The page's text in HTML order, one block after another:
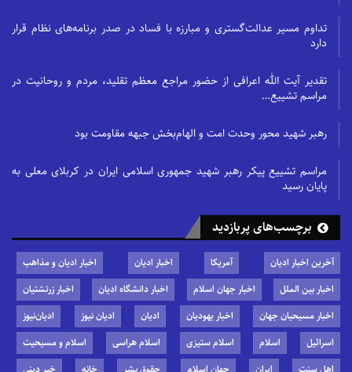
تداوم مسیر عدالت‌گستری و مبارزه با فساد در صدر برنامه‌های نظام قرار
دارد
تقدیر آیت الله اعرافی از حضور مراجع معظم تقلید، مردم و روحانیت در
مراسم تشییع…
رهبر شهید محور وحدت امت و الهام‌بخش جبهه مقاومت بود
مراسم تشییع پیکر رهبر شهید جمهوری اسلامی ایران در کربلای معلی به
پایان رسید
برچسب‌های پربازدید
آخرین اخبار ادیان آمریکا اخبار ادیان
اخبار ادیان و مذاهب
اخبار بین الملل
اخبار جهان اسلام اخبار دانشگاه ادیان
اخبار زرتشتیان
اخبار مسیحیان جهان
اخبار یهودیان ادیان ادیان نیوز
ادیان‌نیوز
اسرائیل
اسلام اسلام ستیزی اسلام هراسی
اسلام و مسیحیت